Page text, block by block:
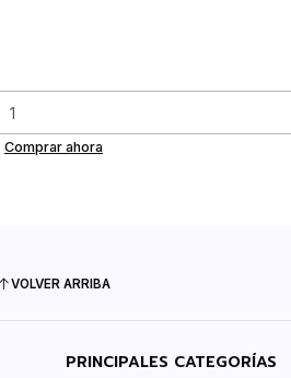
Comprar ahora
VOLVER ARRIBA
PRINCIPALES CATEGORÍAS